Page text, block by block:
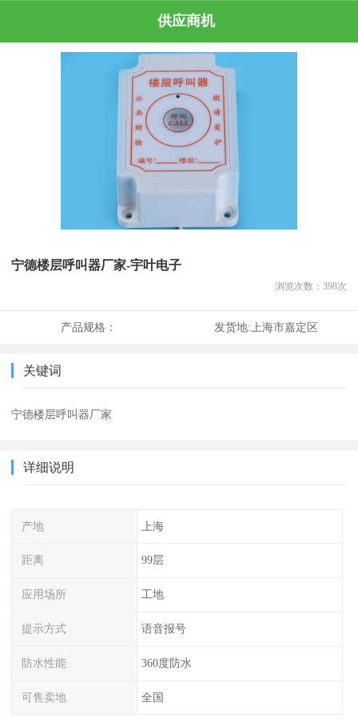
供应商机
宁德楼层呼叫器厂家-宇叶电子
浏览次数： 398次
产品规格： 发货地:上海市嘉定区
关键词
宁德楼层呼叫器厂家
详细说明
产地 上海
距离 99层
应用场所 工地
提示方式 语音报号
防水性能 360度防水
可售卖地 全国